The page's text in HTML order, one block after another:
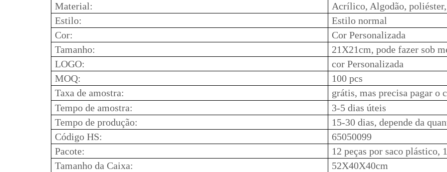
Material:
Acrílico, Algodão,
Estilo:
Estilo normal
Cor:
Cor Personalizada
Tamanho:
21X21cm, pode fazer sob
LOGO:
cor Personalizada
MOQ:
100 pcs
Taxa de amostra:
grátis, mas precisa pagar o
Tempo de amostra:
3-5 dias úteis
Tempo de produção:
15-30 dias, depende da
Código HS:
65050099
Pacote:
12 peças por saco plástico,
Tamanho da Caixa:
52X40X40cm